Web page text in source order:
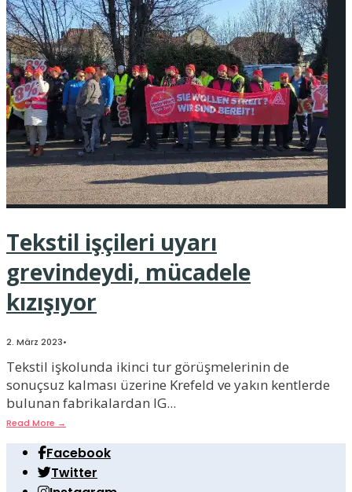
Tekstil işçileri uyarı
grevindeydi, mücadele
kızışıyor
2. März 2023•
Tekstil işkolunda ikinci tur görüşmelerinin de
sonuçsuz kalması üzerine Krefeld ve yakın kentlerde
bulunan fabrikalardan IG...
Read More →
Facebook
Twitter